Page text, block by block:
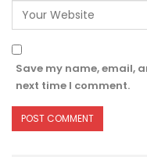
Save my name, email,
next time I comment.